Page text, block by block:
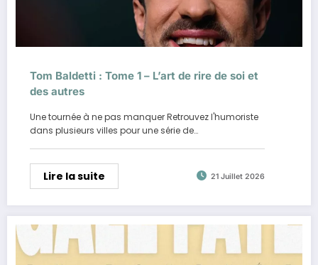
Tom Baldetti : Tome 1 – L’art de rire de soi et
des autres
Une tournée à ne pas manquer Retrouvez l'humoriste
dans plusieurs villes pour une série de…
Lire la suite 21 Juillet 2026